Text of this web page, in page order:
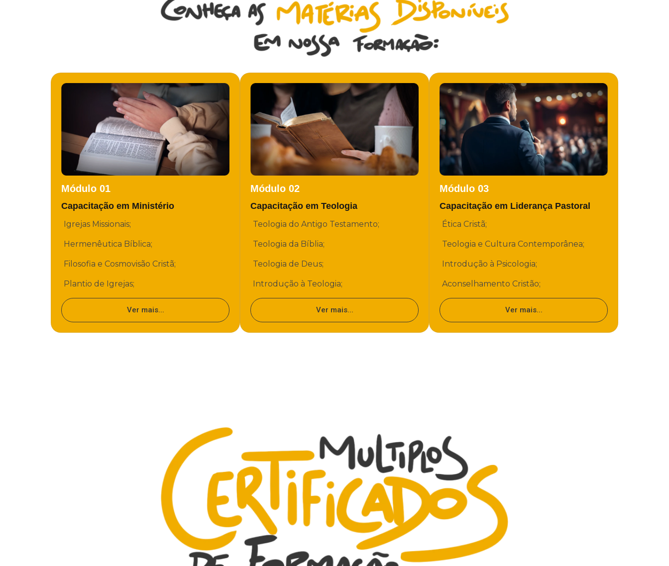
Módulo 01
Capacitação em Ministério
Igrejas Missionais;
Hermenêutica Bíblica;
Filosofia e Cosmovisão Cristã;
Plantio de Igrejas;
Ver mais...
Módulo 02
Capacitação em Teologia
Teologia do Antigo Testamento;
Teologia da Bíblia;
Teologia de Deus;
Introdução à Teologia;
Ver mais...
Módulo 03
Capacitação em Liderança Pastoral
Ética Cristã;
Teologia e Cultura Contemporânea;
Introdução à Psicologia;
Aconselhamento Cristão;
Ver mais...